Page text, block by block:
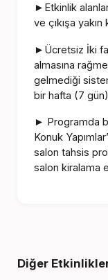
► Etkinlik
ve çıkışa
► Ücretsiz İki
almasına
gelmediği
bir hafta (7 gün)
►
Programda
Konuk
salon tahsis
salon kiralama
Diğer